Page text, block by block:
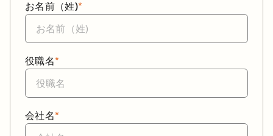
*
お名前（姓)
*
役職名
*
会社名